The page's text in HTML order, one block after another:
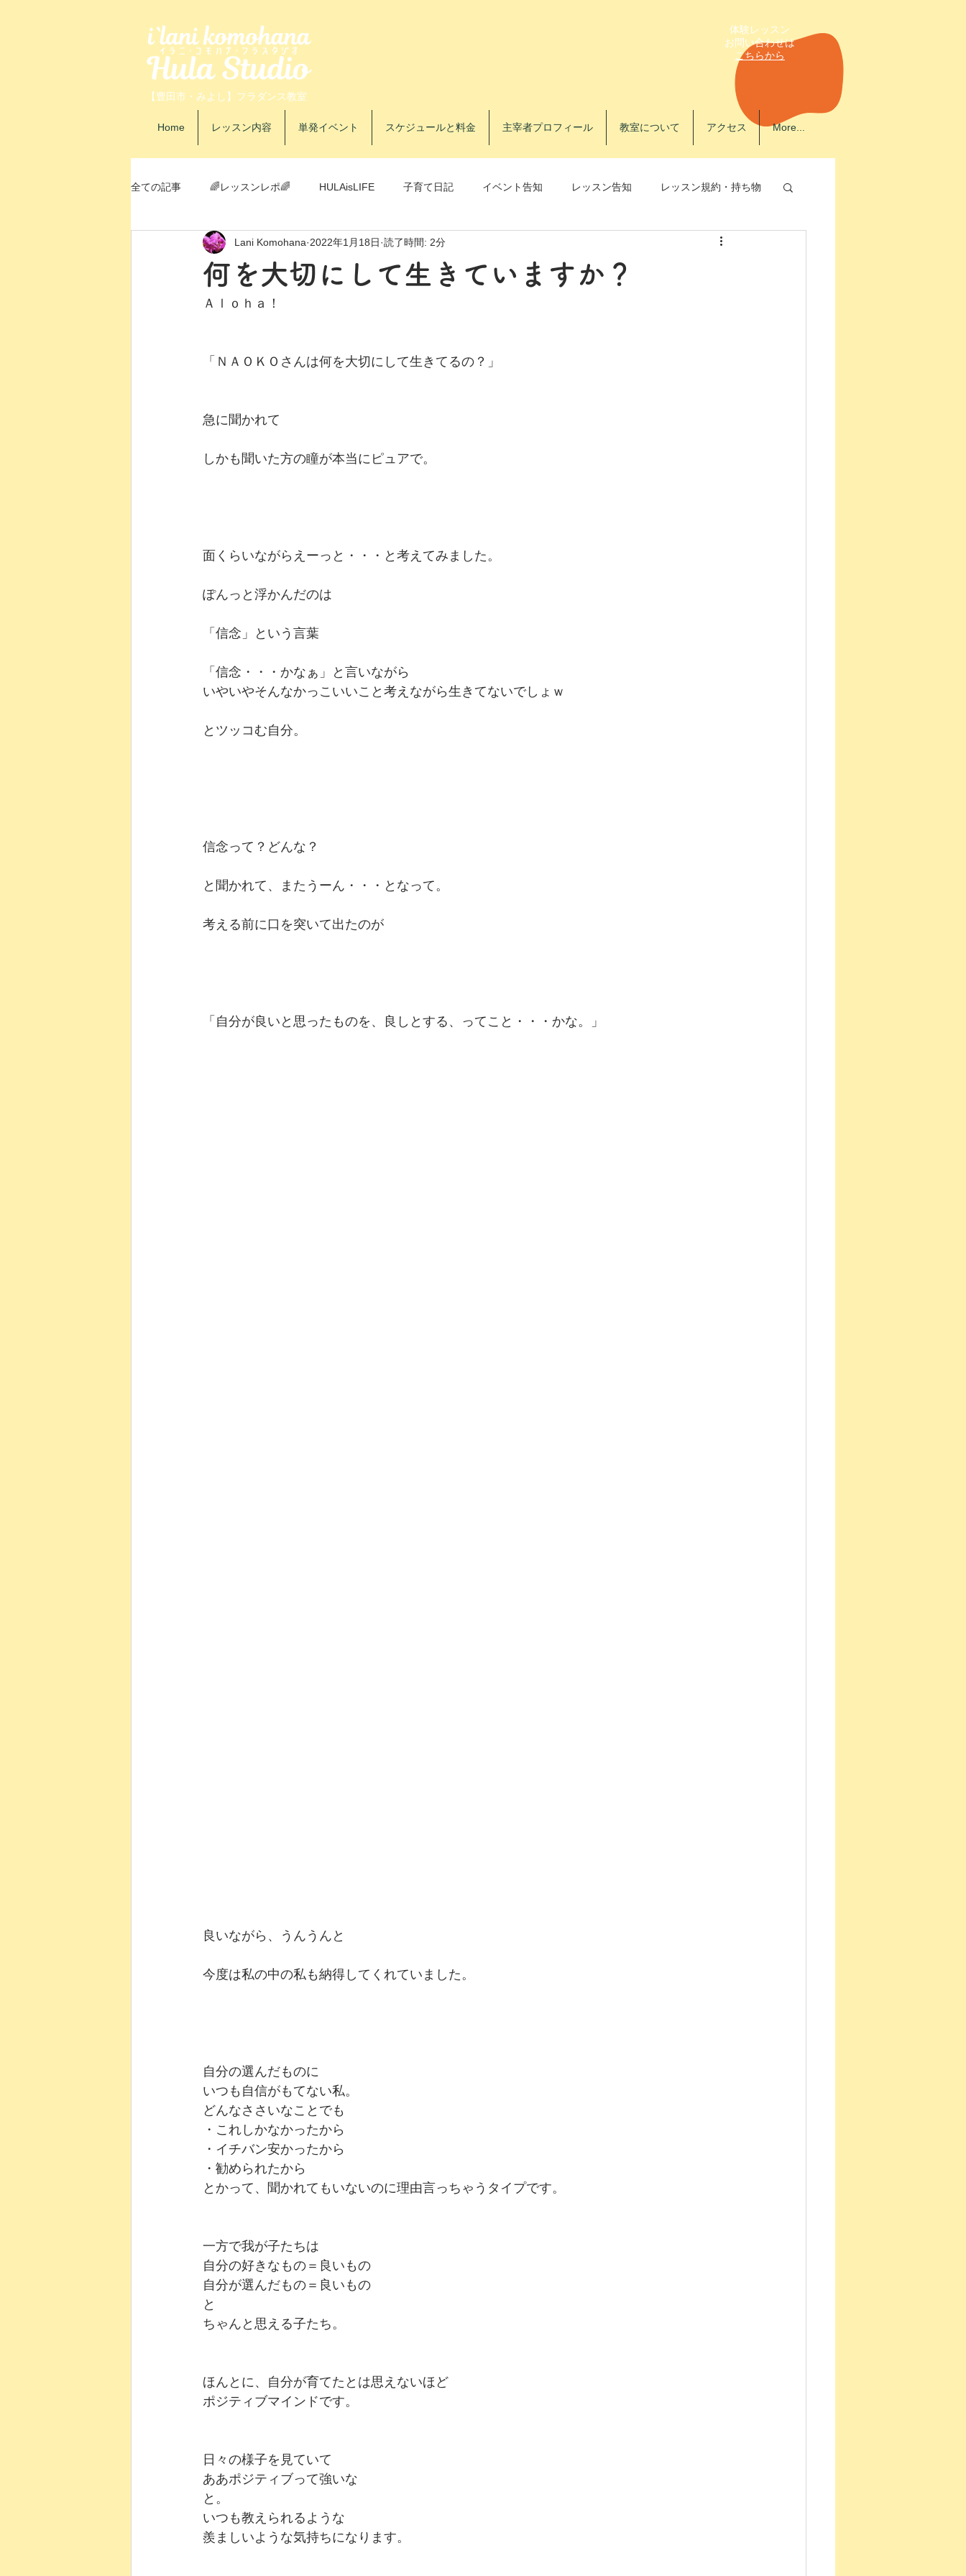
体験レッスン
​お問い合わせは
こちらから
【豊田市・みよし】フラダンス教室
Home レッスン内容 単発イベント スケジュールと料金 主宰者プロフィール 教室について アクセス More...
全ての記事 🌈レッスンレポ🌈 HULAisLIFE 子育て日記 イベント告知 レッスン告知 レッスン規約・持ち物
イベントレポ レッスン告知 フラトレ®️
何を大切にして生きていますか？
Lani Komohana 2022年1月18日 読了時間: 2分
Ａｌｏｈａ！
「ＮＡＯＫＯさんは何を大切にして生きてるの？」
急に聞かれて
しかも聞いた方の瞳が本当にピュアで。
面くらいながらえーっと・・・と考えてみました。
ぽんっと浮かんだのは
「信念」という言葉
「信念・・・かなぁ」と言いながら
いやいやそんなかっこいいこと考えながら生きてないでしょｗ
とツッコむ自分。
信念って？どんな？
と聞かれて、またうーん・・・となって。
考える前に口を突いて出たのが
「自分が良いと思ったものを、良しとする、ってこと・・・かな。」
良いながら、うんうんと
今度は私の中の私も納得してくれていました。
自分の選んだものに
いつも自信がもてない私。
どんなささいなことでも
・これしかなかったから
・イチバン安かったから
・勧められたから
とかって、聞かれてもいないのに理由言っちゃうタイプです。
一方で我が子たちは
自分の好きなもの＝良いもの
自分が選んだもの＝良いもの
と
ちゃんと思える子たち。
ほんとに、自分が育てたとは思えないほど
ポジティブマインドです。
日々の様子を見ていて
ああポジティブって強いな
と。
いつも教えられるような
羨ましいような気持ちになります。